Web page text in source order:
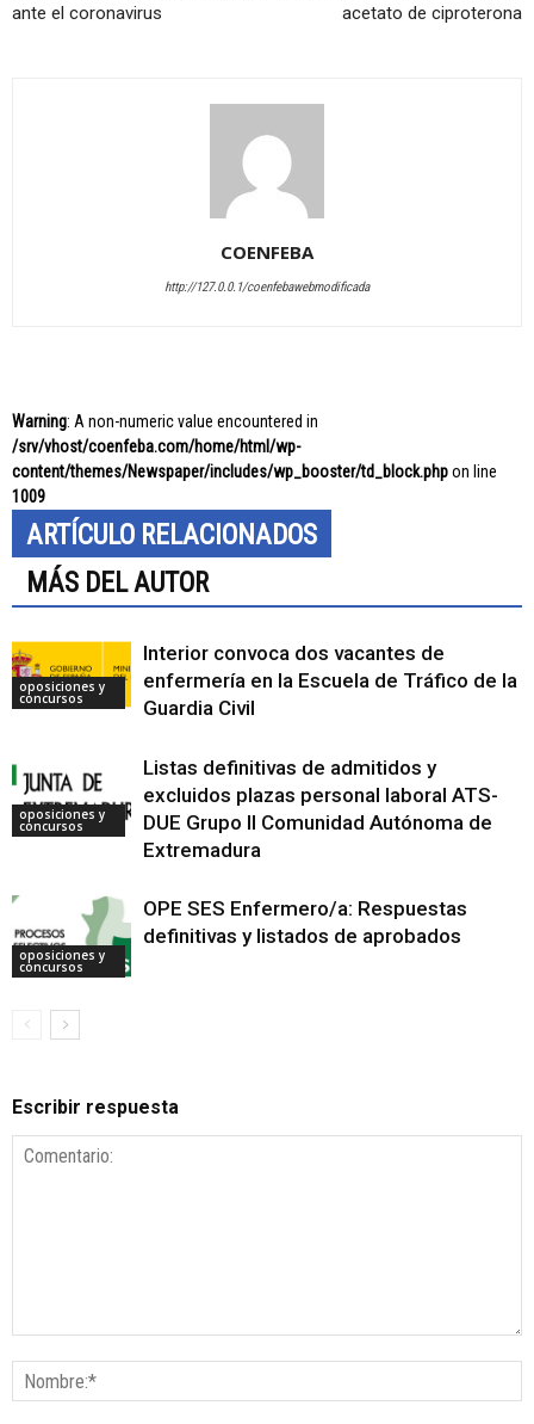
ante el coronavirus
acetato de ciproterona
COENFEBA
http://127.0.0.1/coenfebawebmodificada
Warning: A non-numeric value encountered in
/srv/vhost/coenfeba.com/home/html/wp-
content/themes/Newspaper/includes/wp_booster/td_block.phpon line
1009
ARTÍCULO RELACIONADOS
MÁS DEL AUTOR
oposiciones y
concursos
Interior convoca dos vacantes de
enfermería en la Escuela de Tráfico de la
Guardia Civil
oposiciones y
concursos
Listas definitivas de admitidos y
excluidos plazas personal laboral ATS-
DUE Grupo II Comunidad Autónoma de
Extremadura
oposiciones y
concursos
OPE SES Enfermero/a: Respuestas
definitivas y listados de aprobados
Escribir respuesta